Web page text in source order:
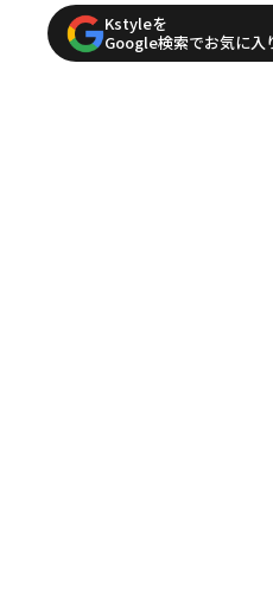
Kstyleを
Google検索でお気に入